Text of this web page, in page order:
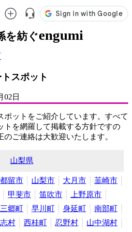
を紡ぐengumi
スポット
02日
ポットをご紹介しています。すべて
トを網羅して掲載する方針ですの
ご連絡は大歓迎いたします。
山梨県
都留市 山梨市 大月市
韮崎市
甲斐市 笛吹市
上野原市
郷町 早川町 身延町
南部町
村 西桂町 忍野村
山中湖村